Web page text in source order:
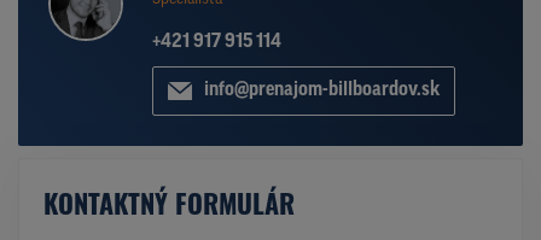
+421 917 915 114
info@prenajom-billboardov.sk
KONTAKTNÝ FORMULÁR